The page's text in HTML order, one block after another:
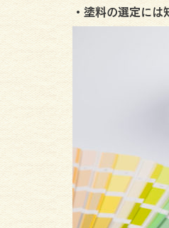
・塗料の選定に